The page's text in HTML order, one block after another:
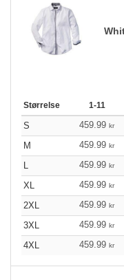
Størrelse 1-11
S 459.99 kr
M
459.99 kr
L
459.99 kr
XL
459.99 kr
2XL
459.99 kr
3XL
459.99 kr
4XL
459.99 kr